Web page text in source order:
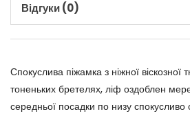
Відгуки (0)
Спокуслива піжамка з ніжної
тоненьких бретелях, ліф оздоблен
середньої посадки по низу